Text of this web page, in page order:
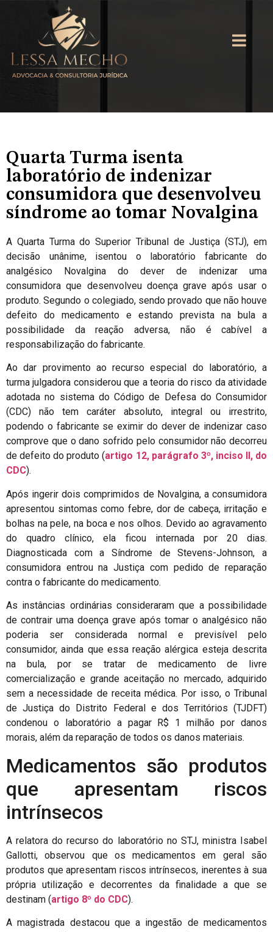
Quarta Turma isenta
laboratório de indenizar
consumidora que desenvolveu
síndrome ao tomar Novalgina
A Quarta Turma do Superior Tribunal de Justiça (STJ), em
decisão unânime, isentou o laboratório fabricante do
analgésico Novalgina do dever de indenizar uma
consumidora que desenvolveu doença grave após usar o
produto. Segundo o colegiado, sendo provado que não houve
defeito do medicamento e estando prevista na bula a
possibilidade da reação adversa, não é cabível a
responsabilização do fabricante.
Ao dar provimento ao recurso especial do laboratório, a
turma julgadora considerou que a teoria do risco da atividade
adotada no sistema do Código de Defesa do Consumidor
(CDC) não tem caráter absoluto, integral ou irrestrito,
podendo o fabricante se eximir do dever de indenizar caso
comprove que o dano sofrido pelo consumidor não decorreu
de defeito do produto (artigo 12, parágrafo 3º, inciso II, do
CDC).
Após ingerir dois comprimidos de Novalgina, a consumidora
apresentou sintomas como febre, dor de cabeça, irritação e
bolhas na pele, na boca e nos olhos. Devido ao agravamento
do quadro clínico, ela ficou internada por 20 dias.
Diagnosticada com a Síndrome de Stevens-Johnson, a
consumidora entrou na Justiça com pedido de reparação
contra o fabricante do medicamento.
As instâncias ordinárias consideraram que a possibilidade
de contrair uma doença grave após tomar o analgésico não
poderia ser considerada normal e previsível pelo
consumidor, ainda que essa reação alérgica esteja descrita
na bula, por se tratar de medicamento de livre
comercialização e grande aceitação no mercado, adquirido
sem a necessidade de receita médica. Por isso, o Tribunal
de Justiça do Distrito Federal e dos Territórios (TJDFT)
condenou o laboratório a pagar R$ 1 milhão por danos
morais, além da reparação de todos os danos materiais.
Medicamentos são produtos
que apresentam riscos
intrínsecos
A relatora do recurso do laboratório no STJ, ministra Isabel
Gallotti, observou que os medicamentos em geral são
produtos que apresentam riscos intrínsecos, inerentes à sua
própria utilização e decorrentes da finalidade a que se
destinam (artigo 8º do CDC).
A magistrada destacou que a ingestão de medicamentos